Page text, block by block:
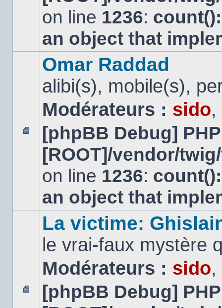
on line 1236:
an object that
Aucun
message
non
Omar Raddad
alibi(s), mobile(s),
Modérateurs : sido,
[phpBB Debug]
[ROOT]/vendor/
on line 1236:
an object that
Aucun
La victime:
le vrai-faux mystère
Modérateurs : sido,
[phpBB Debug]